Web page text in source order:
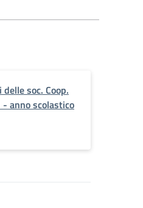
soc. Coop.
anno scolastico